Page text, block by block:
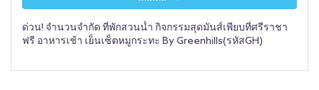
ด่วน! จำนวนจำกัด ที่พักสวนน้ำ กิจกรรมสุดมันส์เพียบที่ศรีราชา
ฟรี อาหารเช้า เย็นเซ็ตหมูกระทะ By Greenhills(รหัสGH)